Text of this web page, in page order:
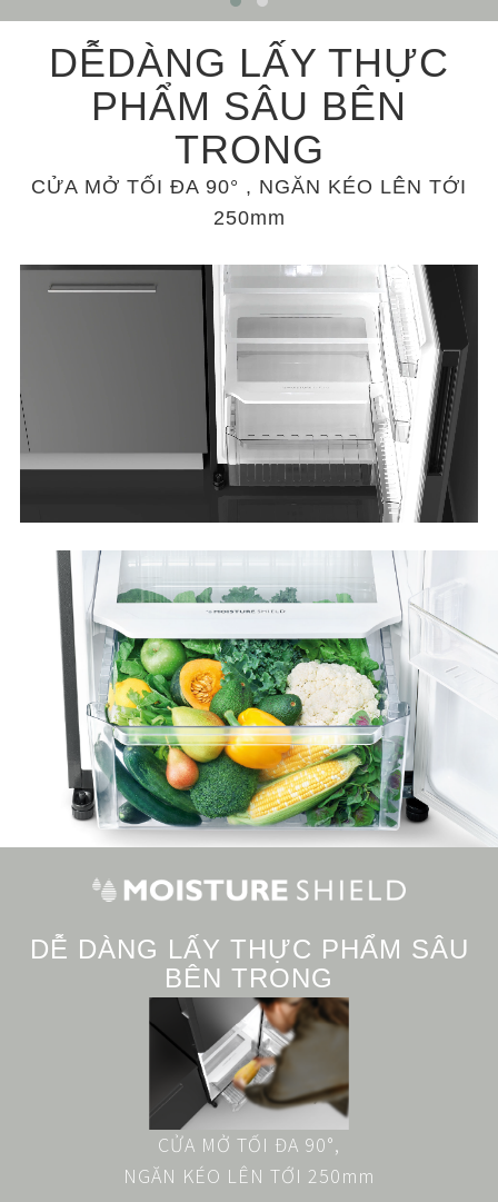
DỄDÀNG LẤY THỰC
PHẨM SÂU BÊN
TRONG
CỬA MỞ TỐI ĐA 90° , NGĂN KÉO LÊN TỚI
250mm
DỄ DÀNG LẤY THỰC PHẨM SÂU
BÊN TRONG
CỬA MỞ TỐI ĐA 90°,
NGĂN KÉO LÊN TỚI 250mm